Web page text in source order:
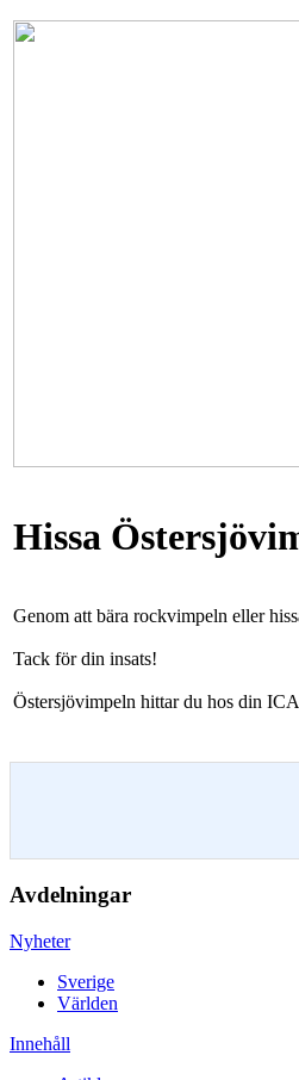
Hissa
Genom att bära rockvimpeln eller
Tack för din insats!
Östersjövimpeln hittar du hos din
Avdelningar
Nyheter
Sverige
Världen
Innehåll